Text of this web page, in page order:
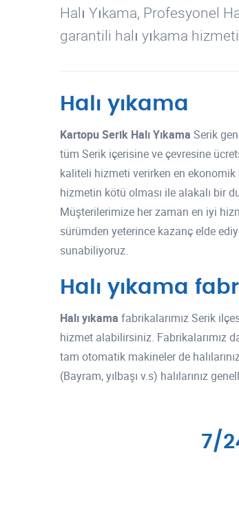
Halı Yıkama, Profesyonel
garantili halı yıkama
Halı yıkama
Kartopu Serik Halı Yıkama Serik
tüm Serik içerisine ve çevresine
kaliteli hizmeti verirken en ekonomik
hizmetin kötü olması ile alakalı bir
Müşterilerimize her zaman en iyi
sürümden yeterince kazanç elde
sunabiliyoruz.
Halı yıkama
Halı yıkama fabrikalarımız Serik
hizmet alabilirsiniz. Fabrikalarımız
tam otomatik makineler de
(Bayram, yılbaşı v.s) halılarınız
7/